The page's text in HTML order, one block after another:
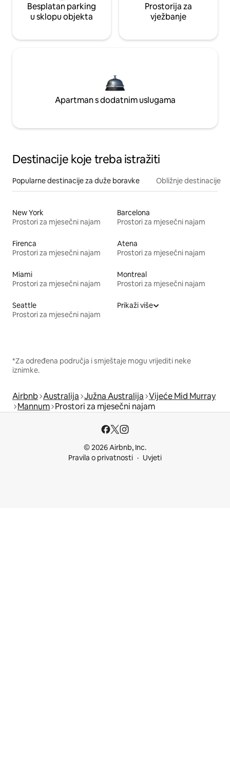
Besplatan parking
u sklopu objekta
Prostorija za
vježbanje
Apartman s dodatnim uslugama
Destinacije koje treba istražiti
Popularne destinacije za duže boravke Obližnje destinacije
New York
Prostori za mjesečni najam
Barcelona
Prostori za mjesečni najam
Firenca
Prostori za mjesečni najam
Atena
Prostori za mjesečni najam
Miami
Prostori za mjesečni najam
Montreal
Prostori za mjesečni najam
Seattle
Prostori za mjesečni najam
Prikaži više
*Za određena područja i smještaje mogu vrijediti neke
iznimke.
Airbnb Australija Južna Australija Vijeće Mid Murray
Mannum Prostori za mjesečni najam
© 2026 Airbnb, Inc.
Pravila o privatnosti
Uvjeti